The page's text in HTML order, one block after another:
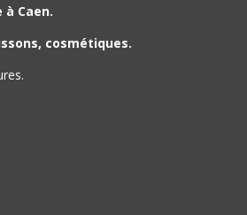
Caen.
cosmétiques.